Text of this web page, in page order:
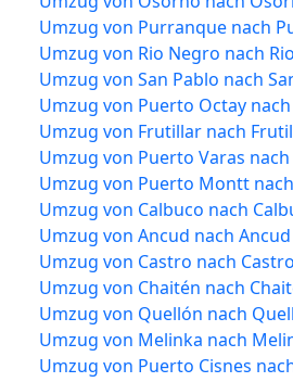
Umzug von Purranque nach
Umzug von Rio Negro nach
Umzug von San Pablo nach
Umzug von Puerto Octay
Umzug von Frutillar nach
Umzug von Puerto Varas
Umzug von Puerto Montt
Umzug von Calbuco nach
Umzug von Ancud nach Ancud
Umzug von Castro nach Castro
Umzug von Chaitén nach
Umzug von Quellón nach
Umzug von Melinka nach
Umzug von Puerto Cisnes